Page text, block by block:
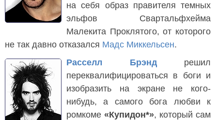
на себя образ правителя темных
эльфов Свартальфхейма
Малекита Проклятого, от которого
не так давно отказался Мадс Миккельсен.
Расселл Брэндрешил
переквалифицироваться в боги и
изобразить на экране не кого-
нибудь, а самого бога любви к
ромкоме «Купидон*», который сам